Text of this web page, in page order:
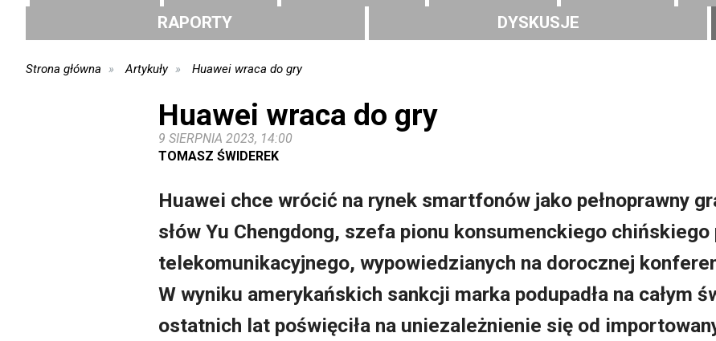
RAPORTY
DYSKUSJE
Strona główna Artykuły Huawei wraca do gry
Huawei wraca do gry
9 SIERPNIA 2023, 14:00
TOMASZ ŚWIDEREK
Huawei chce wrócić na rynek smartfonów jako pełnoprawny
słów Yu Chengdong, szefa pionu konsumenckiego
telekomunikacyjnego, wypowiedzianych na dorocznej
W wyniku amerykańskich sankcji marka podupadła na całym
ostatnich lat poświęciła na uniezależnienie się od